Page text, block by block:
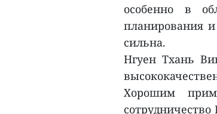
особенно в
планирования
сильна.
Нгуен Тхань
Хорошим